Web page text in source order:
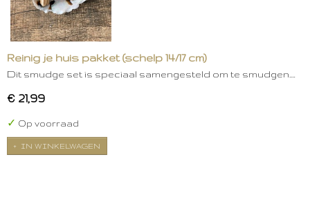
Reinig je huis pakket (schelp 14/17 cm)
Dit smudge set is speciaal samengesteld om te smudgen.…
€ 21,99
✓ Op voorraad
IN WINKELWAGEN